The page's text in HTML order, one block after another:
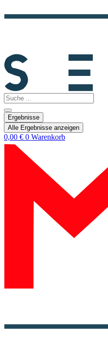
Search
...
Ergebnisse
Alle Ergebnisse anzeigen
0,00 € 0 Warenkorb